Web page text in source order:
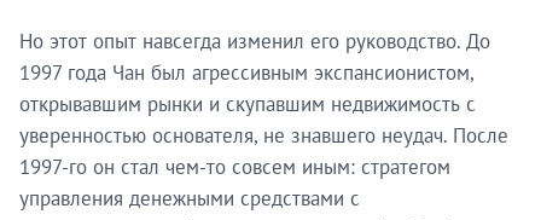
Но этот опыт навсегда изменил его руководство. До
1997 года Чан был агрессивным экспансионистом,
открывавшим рынки и скупавшим недвижимость с
уверенностью основателя, не знавшего неудач. После
1997-го он стал чем-то совсем иным: стратегом
управления денежными средствами с